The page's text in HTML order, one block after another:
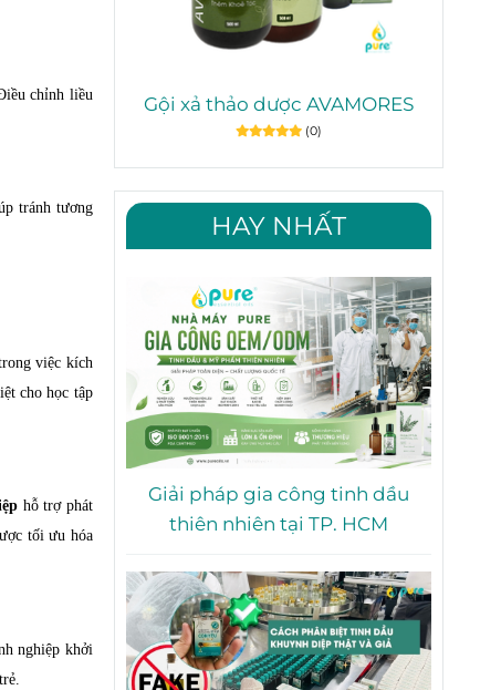
chỉnh liều
tránh tương
việc kích
cho học tập
hỗ trợ phát
tối ưu hóa
nghiệp khởi
Gội xả thảo dược AVAMORES
(0)
HAY NHẤT
Giải pháp gia công tinh dầu
thiên nhiên tại TP. HCM